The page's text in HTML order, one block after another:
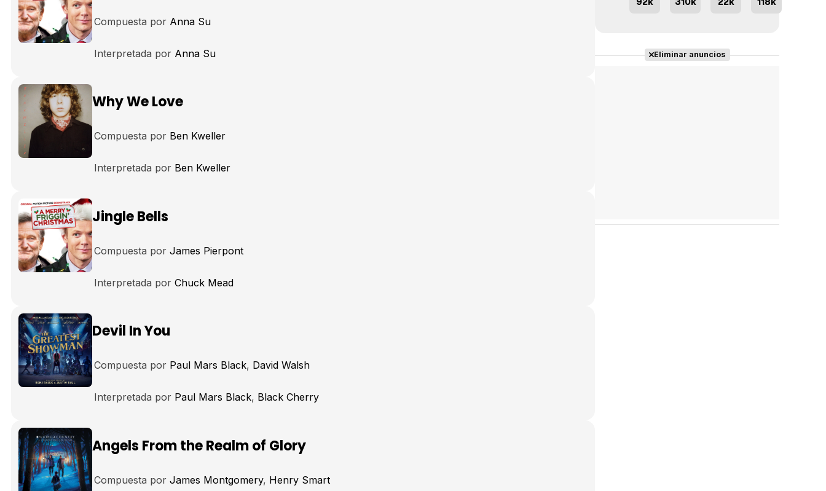
Compuesta por Anna Su
Interpretada por Anna Su
Why We Love
Compuesta por Ben Kweller
Interpretada por Ben Kweller
Jingle Bells
Compuesta por James Pierpont
Interpretada por Chuck Mead
Devil In You
Compuesta por Paul Mars Black David Walsh
Interpretada por Paul Mars Black Black Cherry
Angels From the Realm of Glory
Compuesta por James Montgomery Henry Smart
Eliminar anuncios